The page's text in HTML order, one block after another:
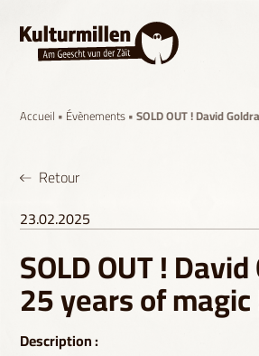
Accueil • Évènements• SOLD OUT ! David
Retour
23.02.2025
SOLD OUT !
25 years of magic
Description :